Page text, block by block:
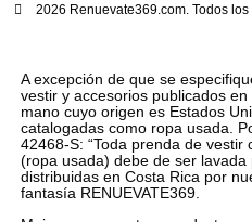
2026 Renuevate369.com. Todos
A excepción de que se
vestir y accesorios publicados
mano cuyo origen es Estados
catalogadas como ropa usada.
42468-S: “Toda prenda de
(ropa usada) debe de ser
distribuidas en Costa Rica por
fantasía RENUEVATE369.